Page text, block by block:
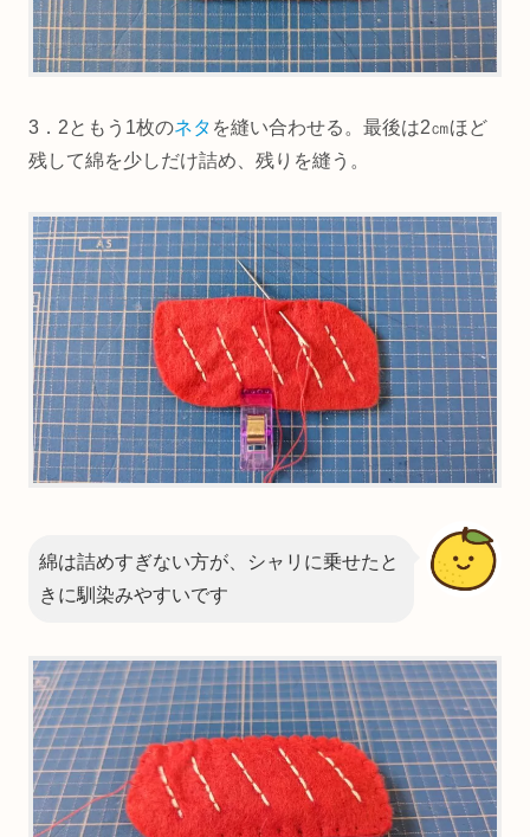
3．2ともう1枚のネタ を縫い合わせる。最後は2㎝ほど
残して綿を少しだけ詰め、残りを縫う。
綿は詰めすぎない方が、シャリに乗せたと
きに馴染みやすいです